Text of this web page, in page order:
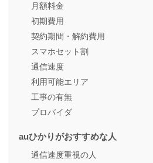
月額料金
初期費用
契約期間・解約費用
スマホセット割
通信速度
利用可能エリア
工事の有無
プロバイダ
auひかりがおすすめな人
通信速度重視の人